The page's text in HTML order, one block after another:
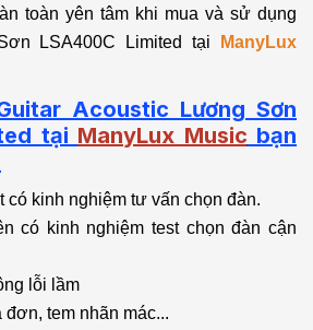
toàn yên tâm khi mua và sử dụng
LSA400C Limited tại
ManyLux
Acoustic Lương Sơn
tại ManyLux Music bạn
kinh nghiệm tư vấn chọn đàn.
có kinh nghiệm test chọn đàn cận
lỗi lầm
tem nhãn mác...